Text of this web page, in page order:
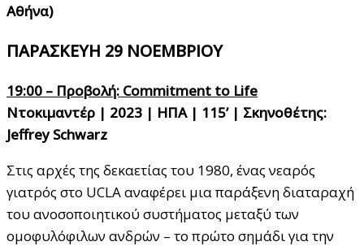
Αθήνα)
ΠΑΡΑΣΚΕΥΗ 29 ΝΟΕΜΒΡΙΟΥ
19:00 – Προβολή: Commitment to Life
Ντοκιμαντέρ | 2023 | ΗΠΑ | 115’ | Σκηνοθέτης:
Jeffrey Schwarz
Στις αρχές της δεκαετίας του 1980, ένας νεαρός
γιατρός στο UCLA αναφέρει μια παράξενη διαταραχή
του ανοσοποιητικού συστήματος μεταξύ των
ομοφυλόφιλων ανδρών – το πρώτο σημάδι για την